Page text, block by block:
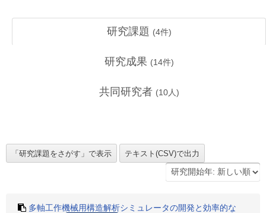
研究課題 (4件)
研究成果 (14件)
共同研究者 (10人)
多軸工作機械用構造解析シミュレータの開発と効率的な